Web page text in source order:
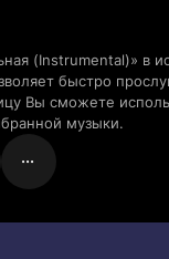
(Instrumental)» в
быстро
Вы сможете
музыки.